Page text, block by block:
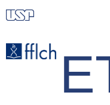
Pular
conteúdo